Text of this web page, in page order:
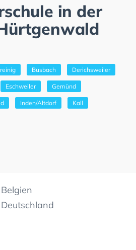
in der
Büsbach Derichsweiler
Eschweiler Gemünd
Inden/Altdorf Kall